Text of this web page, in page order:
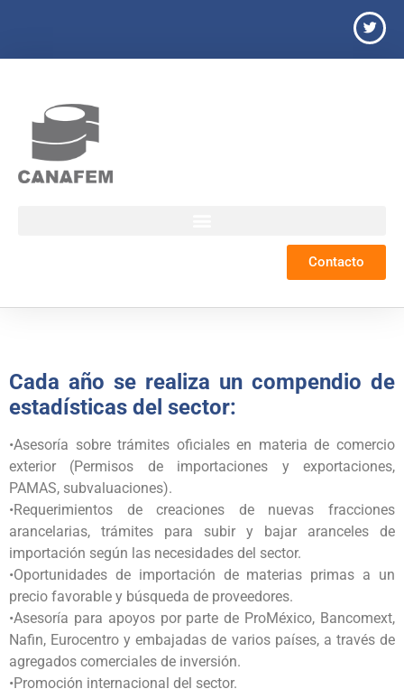
Contacto
Cada año se realiza un compendio de
estadísticas del sector:
•Asesoría sobre trámites oficiales en materia de comercio
exterior (Permisos de importaciones y exportaciones,
PAMAS, subvaluaciones).
•Requerimientos de creaciones de nuevas fracciones
arancelarias, trámites para subir y bajar aranceles de
importación según las necesidades del sector.
•Oportunidades de importación de materias primas a un
precio favorable y búsqueda de proveedores.
•Asesoría para apoyos por parte de ProMéxico, Bancomext,
Nafin, Eurocentro y embajadas de varios países, a través de
agregados comerciales de inversión.
•Promoción internacional del sector.